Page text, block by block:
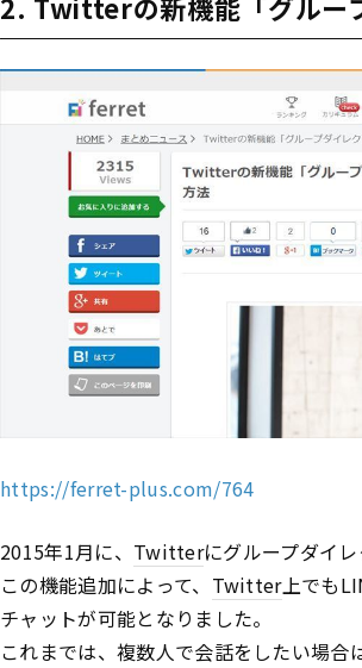
https://ferret-plus.com/764
2015年1月に、 Twitterにグループダイ
この機能追加によって、 Twitter上でも
チャットが可能となりました。
これまでは、複数人で会話をしたい場